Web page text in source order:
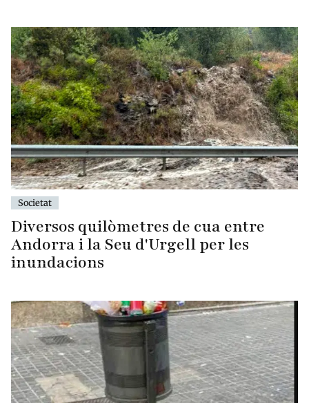
Societat
Diversos quilòmetres de cua entre
Andorra i la Seu d'Urgell per les
inundacions